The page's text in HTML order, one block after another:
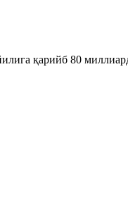
қарийб 80